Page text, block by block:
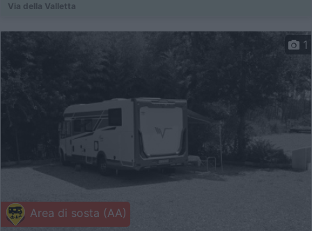
Via della Valletta
Area di sosta (AA)
1